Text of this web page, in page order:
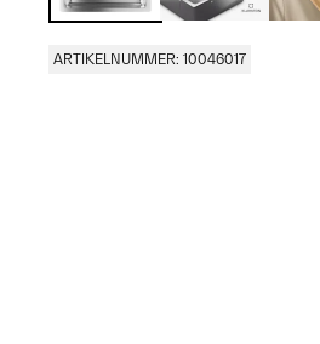
ARTIKELNUMMER: 10046017